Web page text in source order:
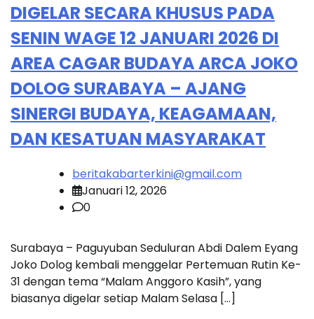
DIGELAR SECARA KHUSUS PADA
SENIN WAGE 12 JANUARI 2026 DI
AREA CAGAR BUDAYA ARCA JOKO
DOLOG SURABAYA – AJANG
SINERGI BUDAYA, KEAGAMAAN,
DAN KESATUAN MASYARAKAT
beritakabarterkini@gmail.com
Januari 12, 2026
0
Surabaya – Paguyuban Seduluran Abdi Dalem Eyang
Joko Dolog kembali menggelar Pertemuan Rutin Ke-
31 dengan tema “Malam Anggoro Kasih”, yang
biasanya digelar setiap Malam Selasa […]